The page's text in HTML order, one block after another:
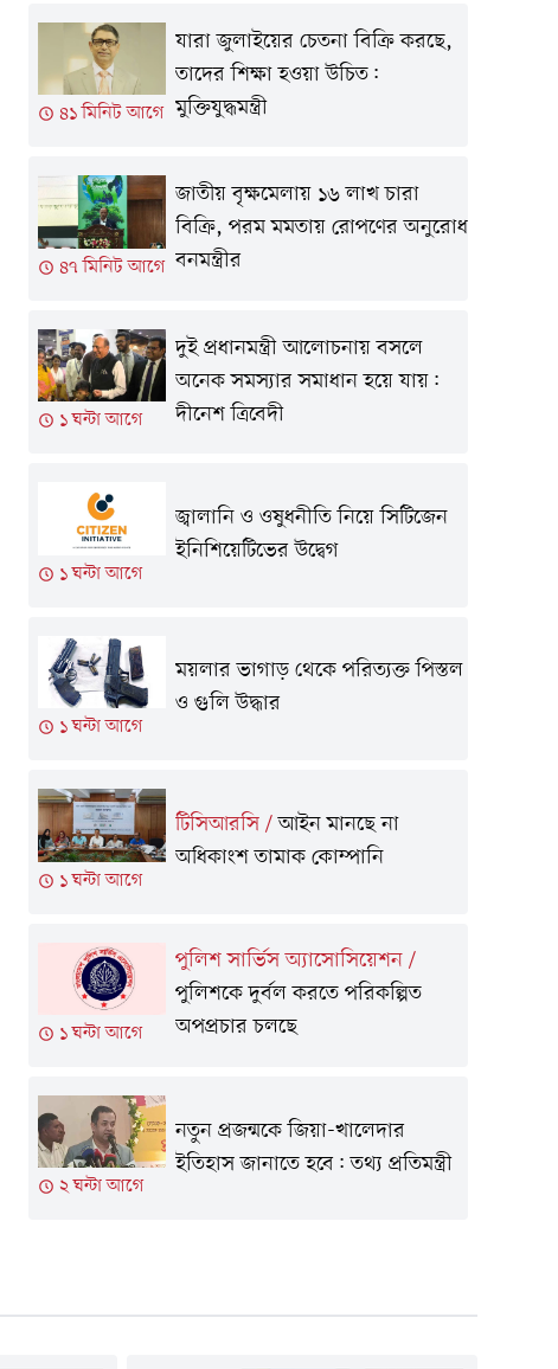
৪১ মিনিট আগে
যারা জুলাইয়ের চেতনা বিক্রি করছে,
তাদের শিক্ষা হওয়া উচিত:
মুক্তিযুদ্ধমন্ত্রী
৪৭ মিনিট আগে
জাতীয় বৃক্ষমেলায় ১৬ লাখ চারা
বিক্রি, পরম মমতায় রোপণের অনুরোধ
বনমন্ত্রীর
১ ঘন্টা আগে
দুই প্রধানমন্ত্রী আলোচনায় বসলে
অনেক সমস্যার সমাধান হয়ে যায়:
দীনেশ ত্রিবেদী
১ ঘন্টা আগে
জ্বালানি ও ওষুধনীতি নিয়ে সিটিজেন
ইনিশিয়েটিভের উদ্বেগ
১ ঘন্টা আগে
ময়লার ভাগাড় থেকে পরিত্যক্ত পিস্তল
ও গুলি উদ্ধার
১ ঘন্টা আগে
টিসিআরসি/আইন মানছে না
অধিকাংশ তামাক কোম্পানি
১ ঘন্টা আগে
পুলিশ সার্ভিস অ্যাসোসিয়েশন/
পুলিশকে দুর্বল করতে পরিকল্পিত
অপপ্রচার চলছে
২ ঘন্টা আগে
নতুন প্রজন্মকে জিয়া-খালেদার
ইতিহাস জানাতে হবে: তথ্য প্রতিমন্ত্রী